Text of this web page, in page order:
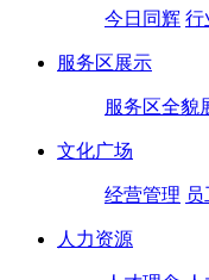
今日同辉 行
服务区展示
服务区全貌
文化广场
经营管理
人力资源